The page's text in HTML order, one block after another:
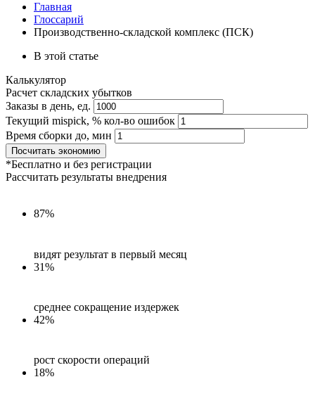
Главная
Глоссарий
Производственно-складской комплекс (ПСК)
В этой статье
Калькулятор
Расчет складских убытков
Заказы в день, ед.
Текущий mispick, % кол-во ошибок
Время сборки до, мин
Посчитать экономию
*Бесплатно и без регистрации
Рассчитать результаты внедрения
87%
видят результат в первый месяц
31%
среднее сокращение издержек
42%
рост скорости операций
18%